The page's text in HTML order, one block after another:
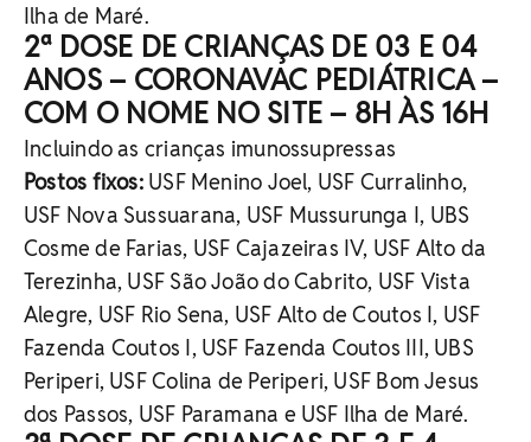
Ilha de Maré.
2ª DOSE DE CRIANÇAS DE 03 E 04
ANOS – CORONAVAC PEDIÁTRICA –
COM O NOME NO SITE – 8H ÀS 16H
Incluindo as crianças imunossupressas
Postos fixos:USF Menino Joel, USF Curralinho,
USF Nova Sussuarana, USF Mussurunga I, UBS
Cosme de Farias, USF Cajazeiras IV, USF Alto da
Terezinha, USF São João do Cabrito, USF Vista
Alegre, USF Rio Sena, USF Alto de Coutos I, USF
Fazenda Coutos I, USF Fazenda Coutos III, UBS
Periperi, USF Colina de Periperi, USF Bom Jesus
dos Passos, USF Paramana e USF Ilha de Maré.